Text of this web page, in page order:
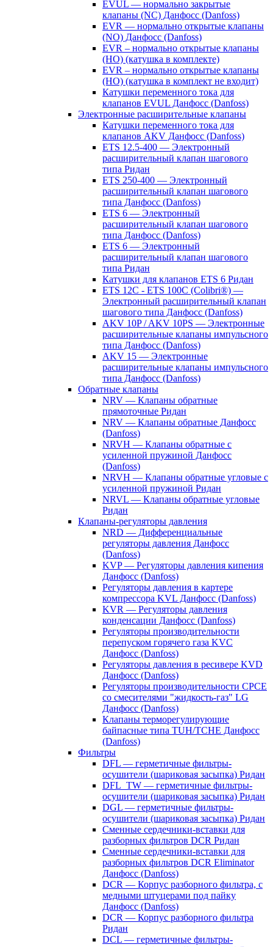
EVUL — нормально закрытые
клапаны (NC) Данфосс (Danfoss)
EVR — нормально открытые клапаны
(NO) Данфосс (Danfoss)
EVR – нормально открытые клапаны
(НО) (катушка в комплекте)
EVR – нормально открытые клапаны
(НО) (катушка в комплект не входит)
Катушки переменного тока для
клапанов EVUL Данфосс (Danfoss)
Электронные расширительные клапаны
Катушки переменного тока для
клапанов AKV Данфосс (Danfoss)
ETS 12.5-400 — Электронный
расширительный клапан шагового
типа Ридан
ETS 250-400 — Электронный
расширительный клапан шагового
типа Данфосс (Danfoss)
ETS 6 — Электронный
расширительный клапан шагового
типа Данфосс (Danfoss)
ETS 6 — Электронный
расширительный клапан шагового
типа Ридан
Катушки для клапанов ETS 6 Ридан
ETS 12C - ETS 100C (Colibri®) —
Электронный расширительный клапан
шагового типа Данфосс (Danfoss)
AKV 10P / AKV 10PS — Электронные
расширительные клапаны импульсного
типа Данфосс (Danfoss)
AKV 15 — Электронные
расширительные клапаны импульсного
типа Данфосс (Danfoss)
Обратные клапаны
NRV — Клапаны обратные
прямоточные Ридан
NRV — Клапаны обратные Данфосс
(Danfoss)
NRVH — Клапаны обратные с
усиленной пружиной Данфосс
(Danfoss)
NRVH — Клапаны обратные угловые с
усиленной пружиной Ридан
NRVL — Клапаны обратные угловые
Ридан
Клапаны-регуляторы давления
NRD — Дифференциальные
регуляторы давления Данфосс
(Danfoss)
KVP — Регуляторы давления кипения
Данфосс (Danfoss)
Регуляторы давления в картере
компрессора KVL Данфосс (Danfoss)
KVR — Регуляторы давления
конденсации Данфосс (Danfoss)
Регуляторы производительности
перепуском горячего газа KVC
Данфосс (Danfoss)
Регуляторы давления в ресивере KVD
Данфосс (Danfoss)
Регуляторы производительности CPCE
со смесителями "жидкость-газ" LG
Данфосс (Danfoss)
Клапаны терморегулирующие
байпасные типа TUH/TCHE Данфосс
(Danfoss)
Фильтры
DFL — герметичные фильтры-
осушители (шариковая засыпка) Ридан
DFL_TW — герметичные фильтры-
осушители (шариковая засыпка) Ридан
DGL — герметичные фильтры-
осушители (шариковая засыпка) Ридан
Сменные сердечники-вставки для
разборных фильтров DCR Ридан
Сменные сердечники-вставки для
разборных фильтров DCR Eliminator
Данфосс (Danfoss)
DCR — Корпус разборного фильтра, с
медными штуцерами под пайку
Данфосс (Danfoss)
DCR — Корпус разборного фильтра
Ридан
DCL — герметичные фильтры-